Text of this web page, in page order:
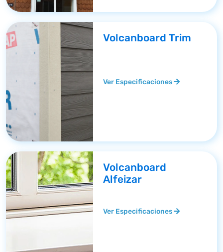
Volcanboard Trim
Ver Especificaciones
Volcanboard
Alfeizar
Ver Especificaciones